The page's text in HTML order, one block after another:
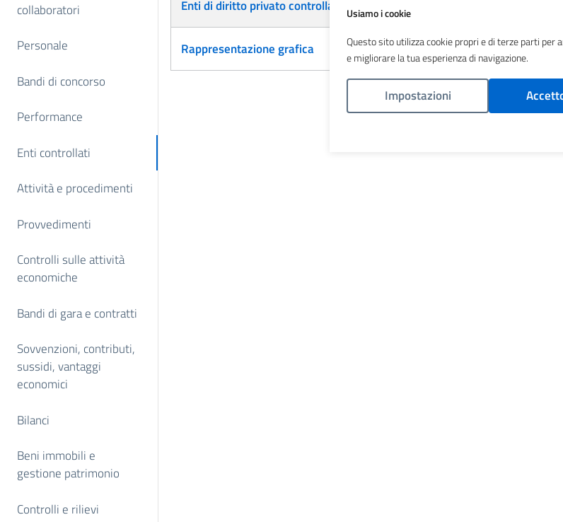
collaboratori
Personale
Bandi di concorso
Performance
Enti controllati
Attività e procedimenti
Provvedimenti
Controlli sulle attività
economiche
Bandi di gara e contratti
Sovvenzioni, contributi,
sussidi, vantaggi
economici
Bilanci
Beni immobili e
gestione patrimonio
Controlli e rilievi
Enti di diritto privato controllati
Rappresentazione grafica
Usiamo i cookie
Questo sito utilizza cookie propri e di terze parti per
e migliorare la tua esperienza di navigazione.
Impostazioni